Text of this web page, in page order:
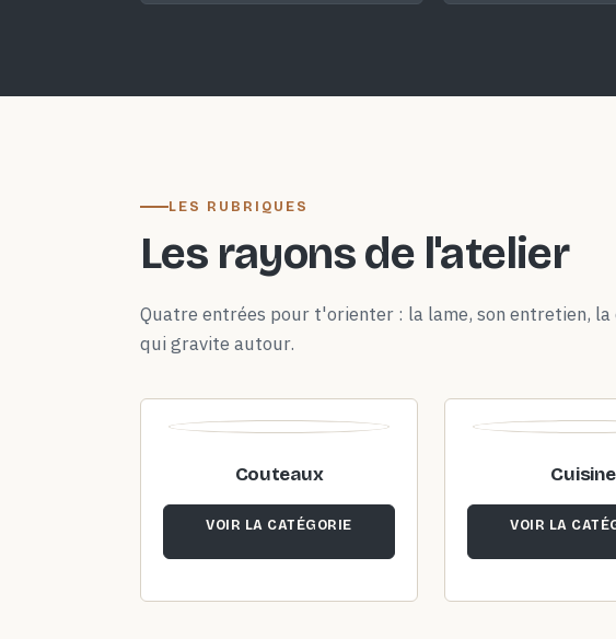
LES RUBRIQUES
Les rayons de l'atelier
Quatre entrées pour t'orienter : la lame, son entretien, la
qui gravite autour.
Couteaux
VOIR LA CATÉGORIE
Cuisine
VOIR LA